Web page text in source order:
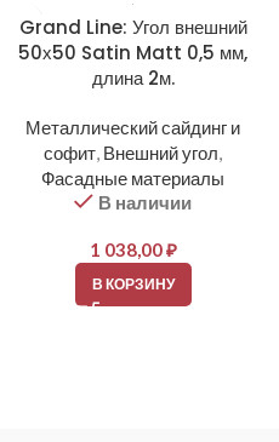
Grand Line: Угол внешний
50х50 Satin Matt 0,5 мм,
длина 2м.
Металлический сайдинг и
софит, Внешний угол,
Фасадные материалы
В наличии
1 038,00₽
В КОРЗИНУ